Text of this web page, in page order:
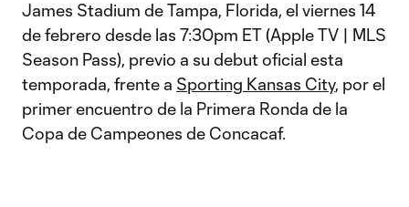
James Stadium de Tampa, Florida, el viernes 14
de febrero desde las 7:30pm ET (Apple TV | MLS
Season Pass), previo a su debut oficial esta
temporada, frente a Sporting Kansas City, por el
primer encuentro de la Primera Ronda de la
Copa de Campeones de Concacaf.